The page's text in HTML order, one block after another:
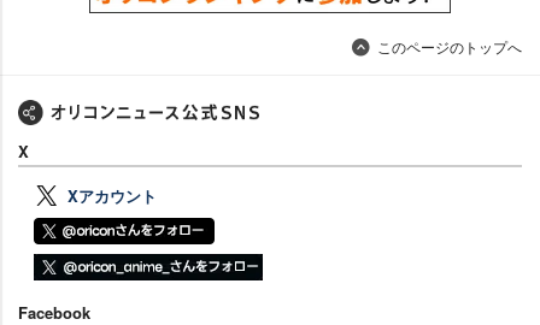
このページのトップへ
X
Xアカウント
Facebook